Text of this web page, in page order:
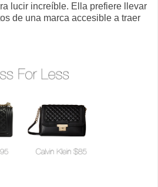
lucir increíble. Ella prefiere llevar
de una marca accesible a traer